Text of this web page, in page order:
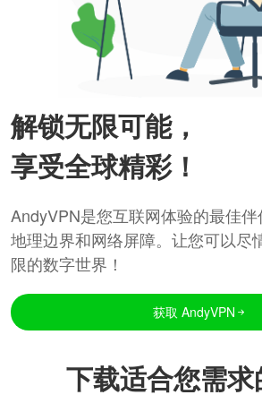
解锁无限可能，
享受全球精彩！
AndyVPN是您互联网体验的最佳
地理边界和网络屏障。让您可以尽
限的数字世界！
获取 AndyVPN
下载适合您需求